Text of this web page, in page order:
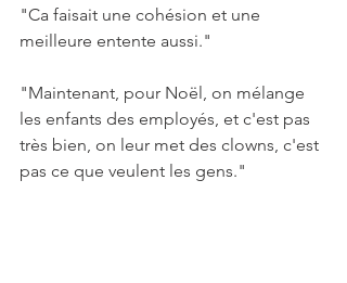
"Ca faisait une cohésion et une
meilleure entente aussi."
"Maintenant, pour Noël, on mélange
les enfants des employés, et c'est pas
très bien, on leur met des clowns, c'est
pas ce que veulent les gens."